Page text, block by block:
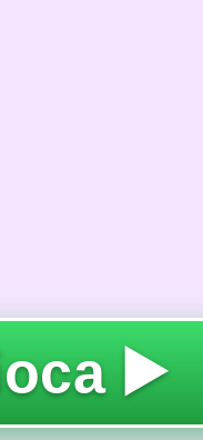
▶️